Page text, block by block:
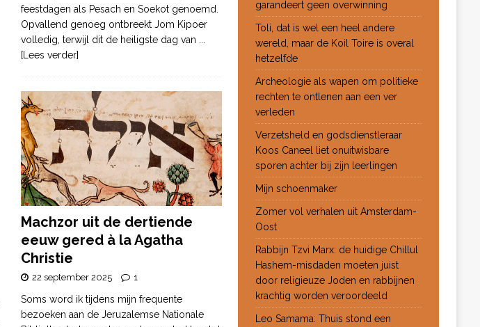
feestdagen als Pesach en Soekot genoemd.
Opvallend genoeg ontbreekt Jom Kipoer
volledig, terwijl dit de heiligste dag van
[Lees verder]
Machzor uit de dertiende
eeuw gered à la Agatha
Christie
22 september 2025 1
Soms word ik tijdens mijn frequente
bezoeken aan de Jeruzalemse Nationale
garandeert geen overwinning
Toli, dat is wel een heel andere
wereld, maar de Koil Toire is overal
hetzelfde
Archeologie als wapen om politieke
rechten te ontlenen aan een ver
verleden
Verzetsheld en godsdienstleraar
Koos Caneel liet onuitwisbare
sporen achter bij zijn leerlingen
Mijn schoenmaker
Zomer vol verhalen uit Amsterdam-
Oost
Rabbijn Tzvi Marx: de huidige Chillul
Hashem-misdaden moeten juist
door religieuze Joden en rabbijnen
krachtig worden veroordeeld
Leo Samama: Thuis stond een